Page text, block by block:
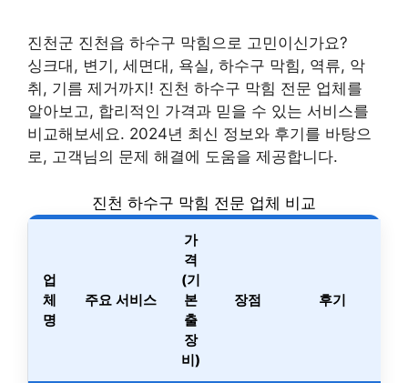
진천군 진천읍 하수구 막힘으로 고민이신가요?
싱크대, 변기, 세면대, 욕실, 하수구 막힘, 역류, 악
취, 기름 제거까지! 진천 하수구 막힘 전문 업체를
알아보고, 합리적인 가격과 믿을 수 있는 서비스를
비교해보세요. 2024년 최신 정보와 후기를 바탕으
로, 고객님의 문제 해결에 도움을 제공합니다.
진천 하수구 막힘 전문 업체 비교
업
체
명
주요 서비스
가
격
(기
본
출
장
비)
장점 후기